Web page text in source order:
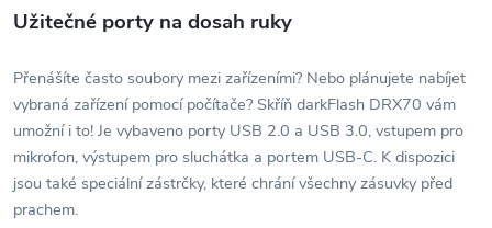
Užitečné porty na dosah ruky
Přenášíte často soubory mezi zařízeními? Nebo plánujete nabíjet
vybraná zařízení pomocí počítače? Skříň darkFlash DRX70 vám
umožní i to! Je vybaveno porty USB 2.0 a USB 3.0, vstupem pro
mikrofon, výstupem pro sluchátka a portem USB-C. K dispozici
jsou také speciální zástrčky, které chrání všechny zásuvky před
prachem.